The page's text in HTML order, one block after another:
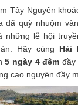
Tây Nguyên
dã quỳ nhuộm
những lễ hội
Hãy cùng Hải
5 ngày 4 đêm đầy
cao nguyên đầy